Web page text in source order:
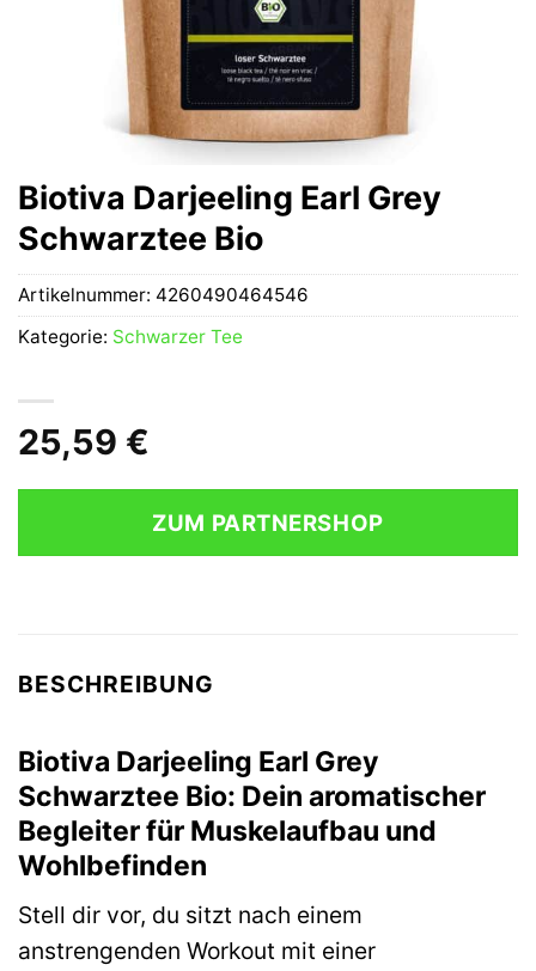
Biotiva Darjeeling Earl Grey
Schwarztee Bio
25,59 €
ZUM PARTNERSHOP
Artikelnummer: 4260490464546
Kategorie: Schwarzer Tee
BESCHREIBUNG
Biotiva Darjeeling Earl Grey
Schwarztee Bio: Dein aromatischer
Begleiter für Muskelaufbau und
Wohlbefinden
Stell dir vor, du sitzt nach einem
anstrengenden Workout mit einer